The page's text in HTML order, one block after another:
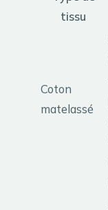
tissu
Coton
matelassé